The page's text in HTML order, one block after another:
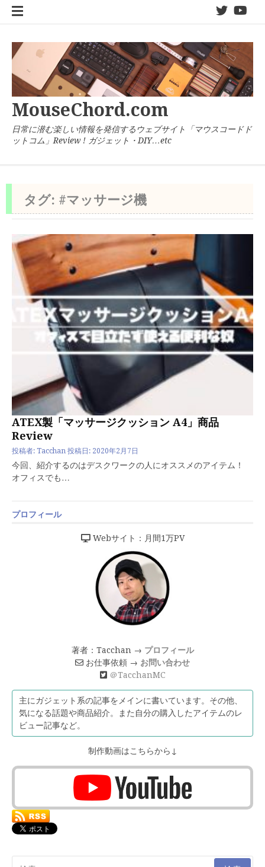
twitter
MouseChord.com
日常に潜む楽しい情報を発信するウェブサイト「マウスコードド
ットコム」Review ! ガジェット・DIY…etc
タグ: #マッサージ機
ATEX製「マッサージクッション A4」商品
Review
投稿者: Tacchan 投稿日: 2020年2月7日
今回、紹介するのはデスクワークの人にオススメのアイテム！
オフィスでも…
プロフィール
Webサイト：月間1万PV
著者：Tacchan → プロフィール
お仕事依頼 → お問い合わせ
＠TacchanMC
主にガジェット系の記事をメインに書いています。その他、
気になる話題や商品紹介。また自分の購入したアイテムのレ
ビュー記事など。
制作動画はこちらから↓